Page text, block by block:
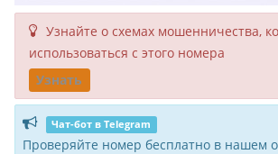
Узнайте о схемах мошенни­чества,
исполь­зоваться с этого номера
Узнать
Чат-бот в Telegram
Проверяйте номер бесплатно в нашем